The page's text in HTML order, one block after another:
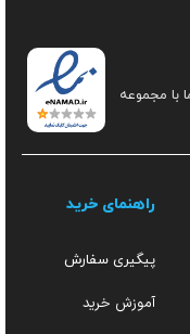
با مجموعه
راهنمای خرید
پیگیری سفارش
آموزش خرید